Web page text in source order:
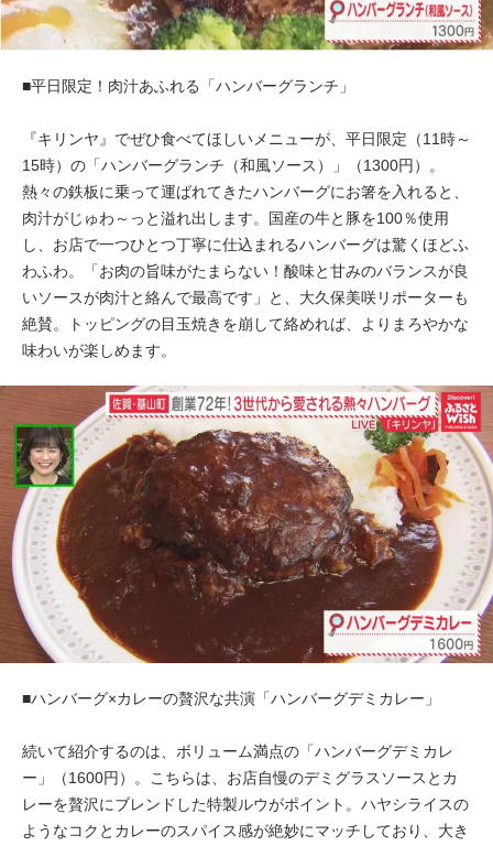
■平日限定！肉汁あふれる「ハンバーグランチ」
『キリンヤ』でぜひ食べてほしいメニューが、平日限定（11時～
15時）の「ハンバーグランチ（和風ソース）」（1300円）。
熱々の鉄板に乗って運ばれてきたハンバーグにお箸を入れると、
肉汁がじゅわ～っと溢れ出します。国産の牛と豚を100％使用
し、お店で一つひとつ丁寧に仕込まれるハンバーグは驚くほどふ
わふわ。「お肉の旨味がたまらない！酸味と甘みのバランスが良
いソースが肉汁と絡んで最高です」と、大久保美咲リポーターも
絶賛。トッピングの目玉焼きを崩して絡めれば、よりまろやかな
味わいが楽しめます。
■ハンバーグ×カレーの贅沢な共演「ハンバーグデミカレー」
続いて紹介するのは、ボリューム満点の「ハンバーグデミカレ
ー」（1600円）。こちらは、お店自慢のデミグラスソースとカ
レーを贅沢にブレンドした特製ルウがポイント。ハヤシライスの
ようなコクとカレーのスパイス感が絶妙にマッチしており、大き